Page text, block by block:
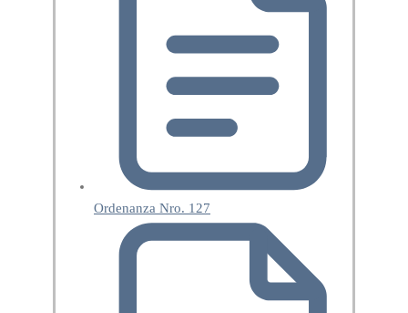
Ordenanza Nro. 127